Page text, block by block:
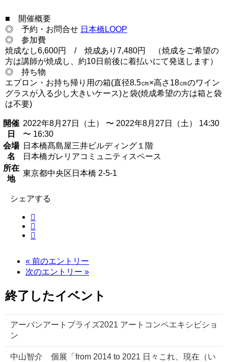
■ 開催概要
◎ 予約・お問合せ 日本橋LOOP
◎ 参加費
焼成なし6,600円 / 焼成あり7,480円 （焼成をご希望の
方は講師が焼成し、約10日前後に着払いにて発送します）
◎ 持ち物
エプロン・お持ち帰り用の箱(直径8.5㎝×高さ18㎝のワイン
グラスが入る少し大きいケース)と袋(焼成希望の方は箱と袋
は不要)
開催
日
2022年8月27日（土） 〜 2022年8月27日（土） 14:30
〜 16:30
会場
名
日本橋髙島屋三井ビルディング１階
日本橋ガレリアコミュニティスペース
所在
地
東京都中央区日本橋 2-5-1
シェアする
« 前のエントリー
次のエントリー »
終了したイベント
アーバンアートプライズ2021 アートコンペエキシビショ
ン
中山智介 個展「from 2014 to 2021 日々これ、現在（い